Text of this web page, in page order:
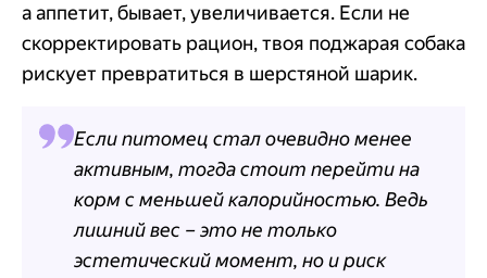
а аппетит, бывает, увеличивается. Если не
скорректировать рацион, твоя поджарая собака
рискует превратиться в шерстяной шарик.
Если питомец стал очевидно менее
активным, тогда стоит перейти на
корм с меньшей калорийностью. Ведь
лишний вес – это не только
эстетический момент, но и риск